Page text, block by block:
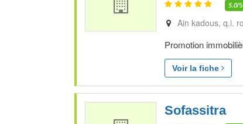
5.0/
Ain kadous, q.i.
Promotion
Voir la fiche
Sofassitra